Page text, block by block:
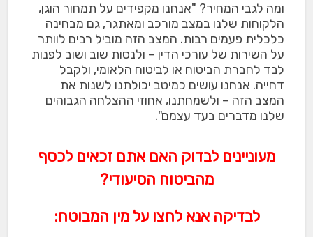
ומה לגבי המחיר? "אנחנו מקפידים על תמחור הוגן,
הלקוחות שלנו במצב מורכב ומאתגר, גם מבחינה
כלכלית פעמים רבות. המצב הזה מוביל רבים לוותר
על השירות של עורכי הדין – ולנסות שוב ושוב לפנות
לבד לחברת הביטוח או לביטוח הלאומי, ולקבל
דחייה. אנחנו עושים כמיטב יכולתנו לשנות את
המצב הזה – ולשמחתנו, אחוזי ההצלחה הגבוהים
שלנו מדברים בעד עצמם".
מעוניינים לבדוק האם אתם זכאים לכסף
מהביטוח הסיעודי?
לבדיקה אנא לחצו על מין המבוטח: